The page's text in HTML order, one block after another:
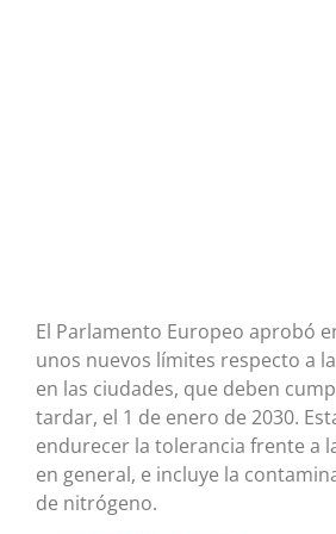
El Parlamento Europeo aprobó
unos nuevos límites respecto a
en las ciudades, que deben
tardar, el 1 de enero de 2030.
endurecer la tolerancia frente a
en general, e incluye la
de nitrógeno.